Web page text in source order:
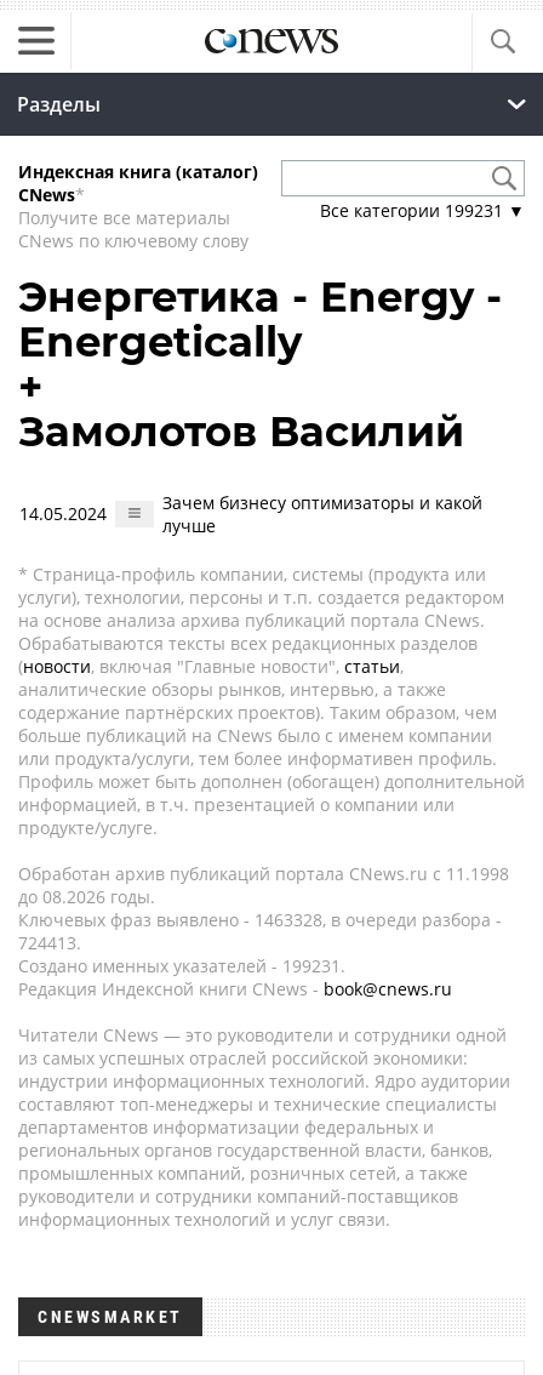
Разделы
Индексная книга (каталог)
CNews*
Получите все материалы
CNews по ключевому слову
Все категории 199231 ▼
Энергетика - Energy -
Energetically
+
Замолотов Василий
14.05.2024
Зачем бизнесу оптимизаторы и какой
лучше
* Страница-профиль компании, системы (продукта или
услуги), технологии, персоны и т.п. создается редактором
на основе анализа архива публикаций портала CNews.
Обрабатываются тексты всех редакционных разделов
(новости, включая "Главные новости", статьи,
аналитические обзоры рынков, интервью, а также
содержание партнёрских проектов). Таким образом, чем
больше публикаций на CNews было с именем компании
или продукта/услуги, тем более информативен профиль.
Профиль может быть дополнен (обогащен) дополнительной
информацией, в т.ч. презентацией о компании или
продукте/услуге.
Обработан архив публикаций портала CNews.ru c 11.1998
до 08.2026 годы.
Ключевых фраз выявлено - 1463328, в очереди разбора -
724413.
Создано именных указателей - 199231.
Редакция Индексной книги CNews - book@cnews.ru
Читатели CNews — это руководители и сотрудники одной
из самых успешных отраслей российской экономики:
индустрии информационных технологий. Ядро аудитории
составляют топ-менеджеры и технические специалисты
департаментов информатизации федеральных и
региональных органов государственной власти, банков,
промышленных компаний, розничных сетей, а также
руководители и сотрудники компаний-поставщиков
информационных технологий и услуг связи.
CNEWSMARKET